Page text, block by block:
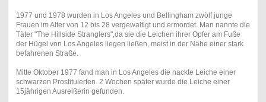
1977 und 1978 wurden in Los Angeles und Bellingham zwölf junge
Frauen im Alter von 12 bis 28 vergewaltigt und ermordet. Man nannte die
Täter "The Hillside Stranglers",da sie die Leichen ihrer Opfer am Fuße
der Hügel von Los Angeles liegen ließen, meist in der Nähe einer stark
befahrenen Straße.
Mitte Oktober 1977 fand man in Los Angeles die nackte Leiche einer
schwarzen Prostituierten. 2 Wochen später wurde die Leiche einer
15jährigen Ausreißerin gefunden.